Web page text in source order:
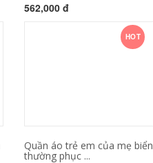
562,000 đ
HOT
Quần áo trẻ em của mẹ biển
thường phục ...